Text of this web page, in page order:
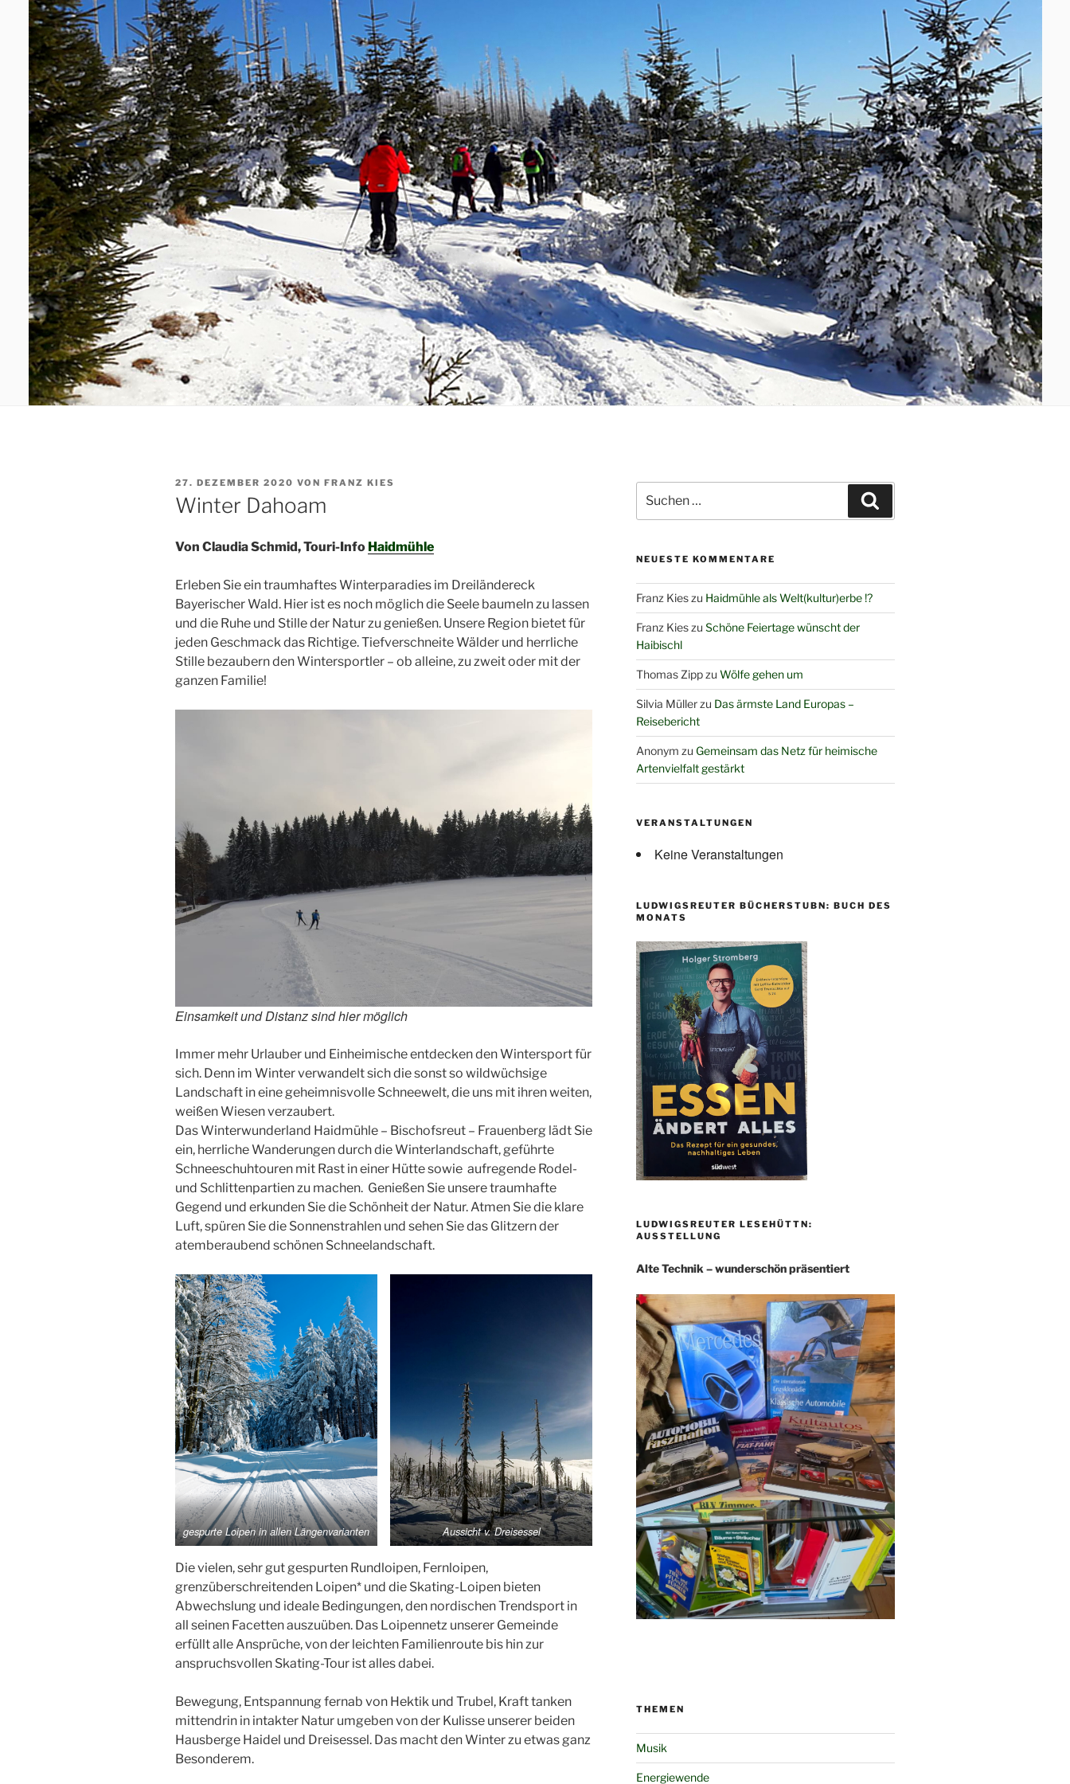
VERÖFFENTLICHT
AM
27. DEZEMBER 2020 VON FRANZ KIES
Winter Dahoam
Von Claudia Schmid, Touri-Info Haidmühle
Erleben Sie ein traumhaftes Winterparadies im Dreiländereck
Bayerischer Wald. Hier ist es noch möglich die Seele baumeln zu lassen
und die Ruhe und Stille der Natur zu genießen. Unsere Region bietet für
jeden Geschmack das Richtige. Tiefverschneite Wälder und herrliche
Stille bezaubern den Wintersportler – ob alleine, zu zweit oder mit der
ganzen Familie!
Einsamkeit und Distanz sind hier möglich
Immer mehr Urlauber und Einheimische entdecken den Wintersport für
sich. Denn im Winter verwandelt sich die sonst so wildwüchsige
Landschaft in eine geheimnisvolle Schneewelt, die uns mit ihren weiten,
weißen Wiesen verzaubert.
Das Winterwunderland Haidmühle – Bischofsreut – Frauenberg lädt Sie
ein, herrliche Wanderungen durch die Winterlandschaft, geführte
Schneeschuhtouren mit Rast in einer Hütte sowie aufregende Rodel-
und Schlittenpartien zu machen. Genießen Sie unsere traumhafte
Gegend und erkunden Sie die Schönheit der Natur. Atmen Sie die klare
Luft, spüren Sie die Sonnenstrahlen und sehen Sie das Glitzern der
atemberaubend schönen Schneelandschaft.
gespurte Loipen in allen Längenvarianten Aussicht v. Dreisessel
Die vielen, sehr gut gespurten Rundloipen, Fernloipen,
grenzüberschreitenden Loipen* und die Skating-Loipen bieten
Abwechslung und ideale Bedingungen, den nordischen Trendsport in
all seinen Facetten auszuüben. Das Loipennetz unserer Gemeinde
erfüllt alle Ansprüche, von der leichten Familienroute bis hin zur
anspruchsvollen Skating-Tour ist alles dabei.
Bewegung, Entspannung fernab von Hektik und Trubel, Kraft tanken
mittendrin in intakter Natur umgeben von der Kulisse unserer beiden
Hausberge Haidel und Dreisessel. Das macht den Winter zu etwas ganz
Besonderem.
nach:
NEUESTE KOMMENTARE
Franz Kieszu Haidmühle als Welt(kultur)erbe !?
Franz Kieszu Schöne Feiertage wünscht der
Haibischl
Thomas Zippzu Wölfe gehen um
Silvia Müllerzu Das ärmste Land Europas –
Reisebericht
Anonym zu Gemeinsam das Netz für heimische
Artenvielfalt gestärkt
VERANSTALTUNGEN
Keine Veranstaltungen
LUDWIGSREUTER BÜCHERSTUBN: BUCH DES
MONATS
LUDWIGSREUTER LESEHÜTTN:
AUSSTELLUNG
Alte Technik – wunderschön präsentiert
THEMEN
Musik
Energiewende